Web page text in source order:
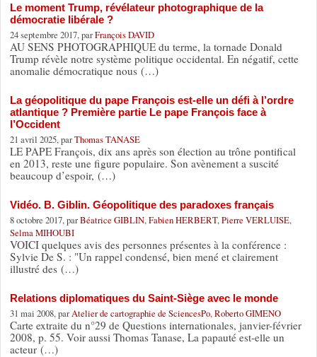
Le moment Trump, révélateur photographique de la
démocratie libérale ?
24 septembre 2017, parFrançois DAVID
AU SENS PHOTOGRAPHIQUE du terme, la tornade Donald
Trump révèle notre système politique occidental. En négatif, cette
anomalie démocratique nous (…)
La géopolitique du pape François est-elle un défi à l’ordre
atlantique ? Première partie Le pape François face à
l’Occident
21 avril 2025, parThomas TANASE
LE PAPE François, dix ans après son élection au trône pontifical
en 2013, reste une figure populaire. Son avènement a suscité
beaucoup d’espoir, (…)
Vidéo. B. Giblin. Géopolitique des paradoxes français
8 octobre 2017, parBéatrice GIBLIN, Fabien HERBERT, Pierre VERLUISE,
Selma MIHOUBI
VOICI quelques avis des personnes présentes à la conférence :
Sylvie De S. : "Un rappel condensé, bien mené et clairement
illustré des (…)
Relations diplomatiques du Saint-Siège avec le monde
31 mai 2008, parAtelier de cartographie de SciencesPo, Roberto GIMENO
Carte extraite du n°29 de Questions internationales, janvier-février
2008, p. 55. Voir aussi Thomas Tanase, La papauté est-elle un
acteur (…)